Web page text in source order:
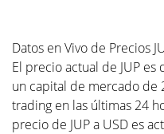
Datos en Vivo de Precios
El precio actual de JUP es
un capital de mercado de
trading en las últimas 24
precio de JUP a USD es